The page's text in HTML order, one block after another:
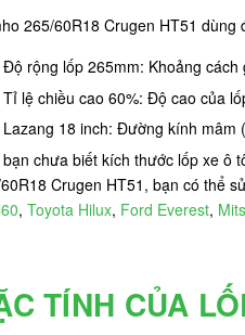
265/60R18 Crugen HT51
Độ rộng lốp 265mm: Khoảng
Tỉ lệ chiều cao 60%: Độ cao của
Lazang 18 inch: Đường kính mâm
bạn chưa biết kích thước lốp xe ô
Crugen HT51, bạn có thể
, Toyota Hilux, Ford Everest,
TÍNH CỦA